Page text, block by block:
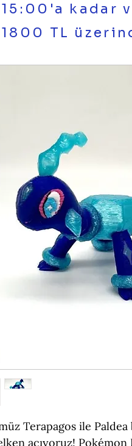
15:00'a kadar
1800 TL
Terapagos ile Paldea
açıyoruz!